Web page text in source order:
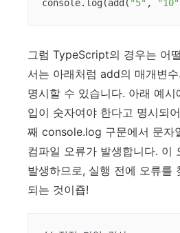
console.log(add( "5" , "10"
그럼 TypeScript의 경우는 어
서는 아래처럼 add의 매개변
명시할 수 있습니다. 아래 예
입이 숫자여야 한다고 명시되
째 console.log 구문에서 문자
컴파일 오류가 발생합니다. 이
발생하므로, 실행 전에 오류를
되는 것이죱!